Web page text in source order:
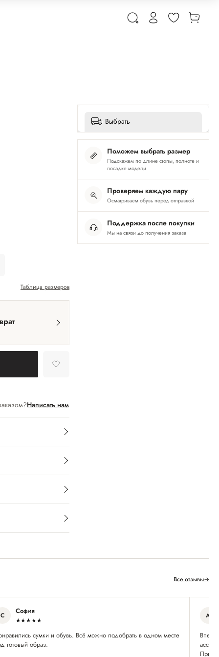
Таблица размеров
Написать нам
Выбрать
Поможем выбрать размер
Подскажем по длине стопы, полноте и
посадке модели
Проверяем каждую пару
Осматриваем обувь перед отправкой
Поддержка после покупки
Мы на связи до получения заказа
Все отзывы→
С София
★★★★★
сумки и обувь. Всё можно подобрать в одном месте
готовый образ.
А